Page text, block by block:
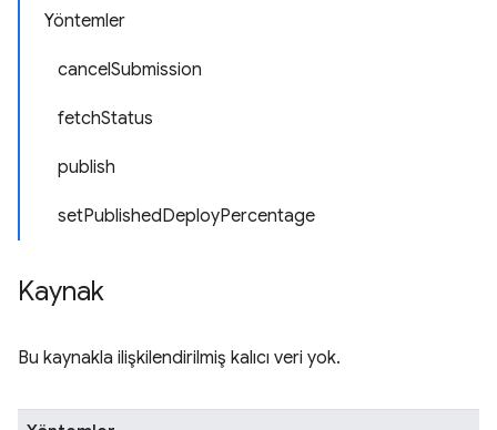
Yöntemler
cancelSubmission
fetchStatus
publish
setPublishedDeployPercentage
Kaynak
Bu kaynakla ilişkilendirilmiş kalıcı veri yok.